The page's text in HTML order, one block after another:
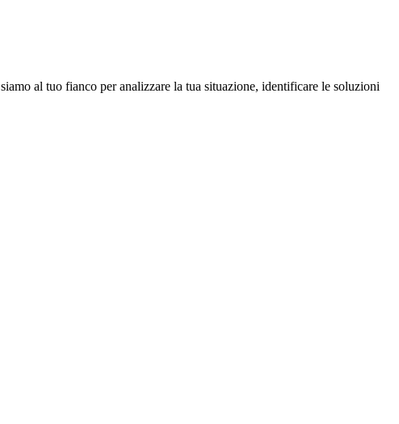
siamo al tuo fianco per analizzare la tua situazione, identificare le soluzioni